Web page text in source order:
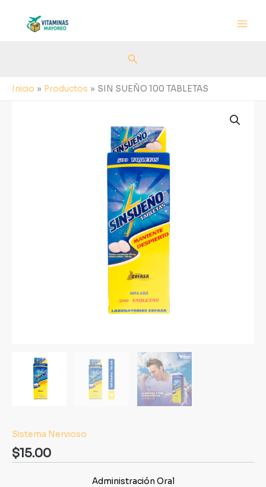
contenido
Buscar
Inicio Productos SIN SUEÑO 100 TABLETAS
Sistema Nervioso
$15.00
Administración Oral